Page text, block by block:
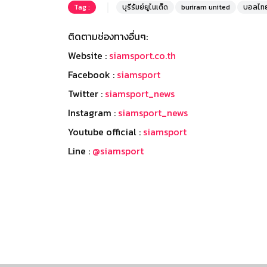
Tag : บุรีรัมย์ยูไนเต็ด buriram united บอลไท
ติดตามช่องทางอื่นๆ:
Website : siamsport.co.th
Facebook : siamsport
Twitter : siamsport_news
Instagram : siamsport_news
Youtube official : siamsport
Line : @siamsport